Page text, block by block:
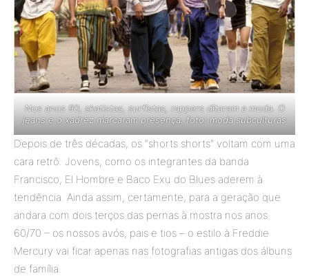
Nos anos 90, skatistas, surfistas, rappers ditaram a moda. O
jeans e o xadrez marcaram presença. foto: moda subculturas
Depois de três décadas, os “shorts shorts” voltam com uma
cara retrô. Jovens, como os integrantes da banda
Francisco, El Hombre e Baco Exu do Blues aderem à
tendência. Ainda assim, certamente, para a geração que
andara com dois terços das pernas à mostra nos anos
60/70 – os nossos avós, pais e tios – o estilo à Freddie
Mercury vai ficar apenas nas fotografias antigas dos álbuns
de família.